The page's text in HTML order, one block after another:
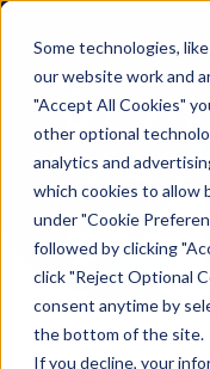
Some technologies,
our website work and
"Accept All Cookies"
other optional
analytics and
which cookies to allow
under "Cookie
followed by clicking
click "Reject Optional
consent anytime by
the bottom of the site.
If you decline, your